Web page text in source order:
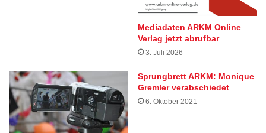
Mediadaten ARKM Online
Verlag jetzt abrufbar
3. Juli 2026
Sprungbrett ARKM: Monique
Gremler verabschiedet
6. Oktober 2021